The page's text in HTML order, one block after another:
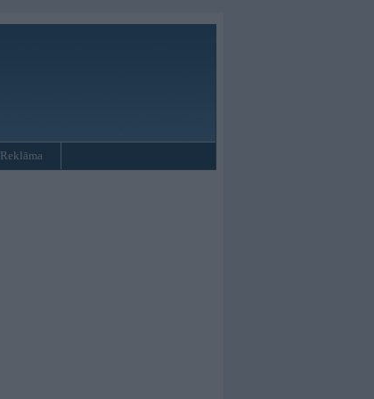
Reklāma